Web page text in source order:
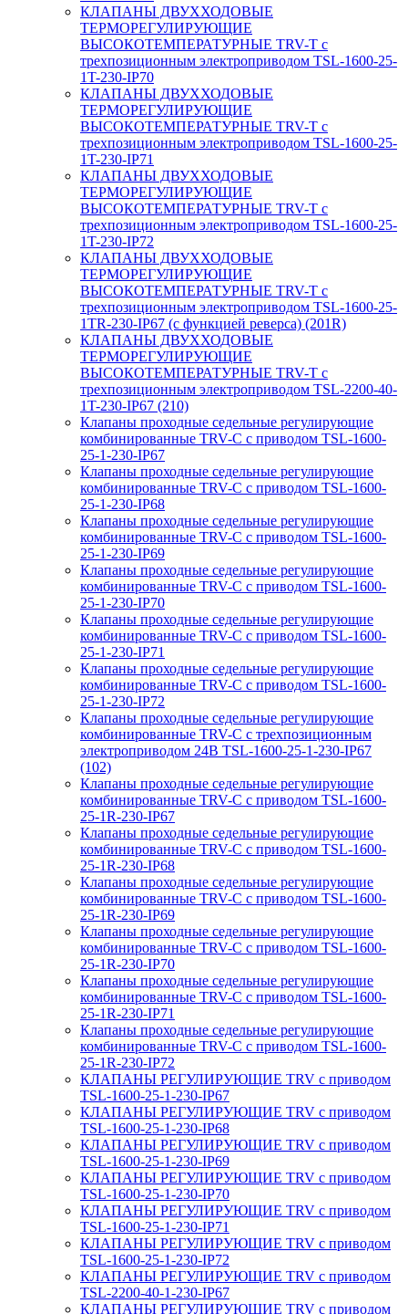
КЛАПАНЫ ДВУХХОДОВЫЕ
ТЕРМОРЕГУЛИРУЮЩИЕ
ВЫСОКОТЕМПЕРАТУРНЫЕ TRV-T с
трехпозиционным электроприводом TSL-1600-25-
1T-230-IP70
КЛАПАНЫ ДВУХХОДОВЫЕ
ТЕРМОРЕГУЛИРУЮЩИЕ
ВЫСОКОТЕМПЕРАТУРНЫЕ TRV-T с
трехпозиционным электроприводом TSL-1600-25-
1T-230-IP71
КЛАПАНЫ ДВУХХОДОВЫЕ
ТЕРМОРЕГУЛИРУЮЩИЕ
ВЫСОКОТЕМПЕРАТУРНЫЕ TRV-T с
трехпозиционным электроприводом TSL-1600-25-
1T-230-IP72
КЛАПАНЫ ДВУХХОДОВЫЕ
ТЕРМОРЕГУЛИРУЮЩИЕ
ВЫСОКОТЕМПЕРАТУРНЫЕ TRV-T с
трехпозиционным электроприводом TSL-1600-25-
1TR-230-IP67 (с функцией реверса) (201R)
КЛАПАНЫ ДВУХХОДОВЫЕ
ТЕРМОРЕГУЛИРУЮЩИЕ
ВЫСОКОТЕМПЕРАТУРНЫЕ TRV-T с
трехпозиционным электроприводом TSL-2200-40-
1T-230-IP67 (210)
Клапаны проходные седельные регулирующие
комбинированные TRV-С с приводом TSL-1600-
25-1-230-IP67
Клапаны проходные седельные регулирующие
комбинированные TRV-С с приводом TSL-1600-
25-1-230-IP68
Клапаны проходные седельные регулирующие
комбинированные TRV-С с приводом TSL-1600-
25-1-230-IP69
Клапаны проходные седельные регулирующие
комбинированные TRV-С с приводом TSL-1600-
25-1-230-IP70
Клапаны проходные седельные регулирующие
комбинированные TRV-С с приводом TSL-1600-
25-1-230-IP71
Клапаны проходные седельные регулирующие
комбинированные TRV-С с приводом TSL-1600-
25-1-230-IP72
Клапаны проходные седельные регулирующие
комбинированные TRV-С с трехпозиционным
электроприводом 24В TSL-1600-25-1-230-IP67
(102)
Клапаны проходные седельные регулирующие
комбинированные TRV-С с приводом TSL-1600-
25-1R-230-IP67
Клапаны проходные седельные регулирующие
комбинированные TRV-С с приводом TSL-1600-
25-1R-230-IP68
Клапаны проходные седельные регулирующие
комбинированные TRV-С с приводом TSL-1600-
25-1R-230-IP69
Клапаны проходные седельные регулирующие
комбинированные TRV-С с приводом TSL-1600-
25-1R-230-IP70
Клапаны проходные седельные регулирующие
комбинированные TRV-С с приводом TSL-1600-
25-1R-230-IP71
Клапаны проходные седельные регулирующие
комбинированные TRV-С с приводом TSL-1600-
25-1R-230-IP72
КЛАПАНЫ РЕГУЛИРУЮЩИЕ TRV с приводом
TSL-1600-25-1-230-IP67
КЛАПАНЫ РЕГУЛИРУЮЩИЕ TRV с приводом
TSL-1600-25-1-230-IP68
КЛАПАНЫ РЕГУЛИРУЮЩИЕ TRV с приводом
TSL-1600-25-1-230-IP69
КЛАПАНЫ РЕГУЛИРУЮЩИЕ TRV с приводом
TSL-1600-25-1-230-IP70
КЛАПАНЫ РЕГУЛИРУЮЩИЕ TRV с приводом
TSL-1600-25-1-230-IP71
КЛАПАНЫ РЕГУЛИРУЮЩИЕ TRV с приводом
TSL-1600-25-1-230-IP72
КЛАПАНЫ РЕГУЛИРУЮЩИЕ TRV с приводом
TSL-2200-40-1-230-IP67
КЛАПАНЫ РЕГУЛИРУЮЩИЕ TRV с приводом